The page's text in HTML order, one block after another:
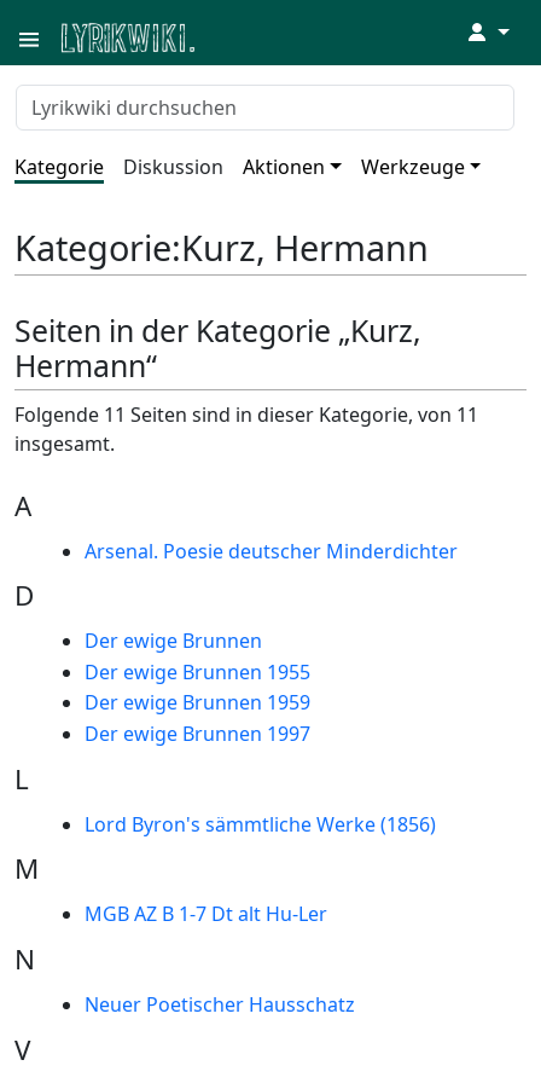
↓
Kategorie Diskussion Aktionen Werkzeuge
Kategorie:Kurz, Hermann
Seiten in der Kategorie „Kurz,
Hermann“
Folgende 11 Seiten sind in dieser Kategorie, von 11
insgesamt.
A
Arsenal. Poesie deutscher Minderdichter
D
Der ewige Brunnen
Der ewige Brunnen 1955
Der ewige Brunnen 1959
Der ewige Brunnen 1997
L
Lord Byron's sämmtliche Werke (1856)
M
MGB AZ B 1-7 Dt alt Hu-Ler
N
Neuer Poetischer Hausschatz
V